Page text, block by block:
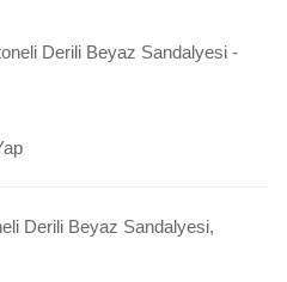
Derili Beyaz Sandalyesi -
Derili Beyaz Sandalyesi,